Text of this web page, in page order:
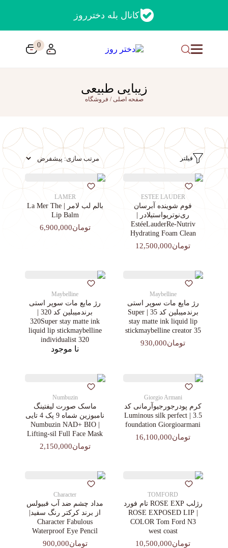
کانال بله دخترروز
0
زیبایی طبیعی
صفحه اصلی/ فروشگاه
فیلتر
ESTEE LAUDER
فوم شوینده آبرسان
ری‌نوتریواستیلادر |
EstéeLauderRe-Nutriv
Hydrating Foam Clean
تومان12,500,000
LAMER
بالم لب لامر | La Mer The
Lip Balm
تومان6,900,000
Maybelline
رژ مایع مات سوپر استی‌
برندمیبلین کد 35 | Super
stay matte ink liquid lip
stickmaybelline creator 35
تومان930,000
Maybelline
رژ مایع مات سوپر استی‌
برندمیبلین کد 320 |
320Super stay matte ink
liquid lip stickmaybelline
individualist 320
نا موجود
Giorgio Armani
کرم پودرجورجیوآرمانی کد
3.5 | Luminous silk perfect
foundation Giorgioarmani
تومان16,100,000
Numbuzin
ماسک صورت لیفتینگ
نامبوزین شماه 9 پک 4 تایی
| Numbuzin NAD+ BIO
Lifting-sil Full Face Mask
تومان2,150,000
TOMFORD
رژلب ROSE EXP تام فورد
| ROSE EXPOSED LIP
COLOR Tom Ford N3
west coast
تومان10,500,000
Character
مداد چشم ضد آب فبیولس
از برند کرکتر رنگ سفید|
Character Fabulous
Waterproof Eye Pencil
تومان900,000